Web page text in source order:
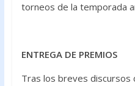
torneos de la temporada
ENTREGA DE PREMIOS
Tras los breves discursos